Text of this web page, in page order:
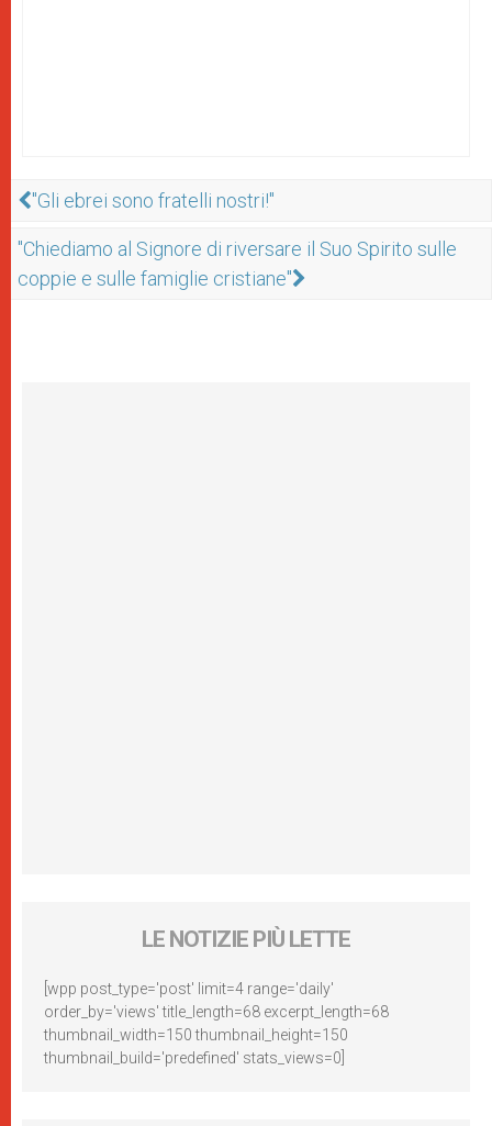
"Gli ebrei sono fratelli nostri!"
"Chiediamo al Signore di riversare il Suo Spirito sulle
coppie e sulle famiglie cristiane"
LE NOTIZIE PIÙ LETTE
[wpp post_type='post' limit=4 range='daily'
order_by='views' title_length=68 excerpt_length=68
thumbnail_width=150 thumbnail_height=150
thumbnail_build='predefined' stats_views=0]